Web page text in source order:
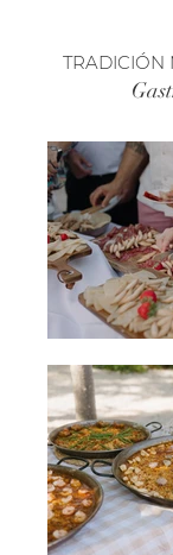
TRADICIÓN